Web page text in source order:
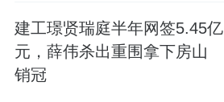
建工璟贤瑞庭半年网签5.45亿
元，薛伟杀出重围拿下房山
销冠